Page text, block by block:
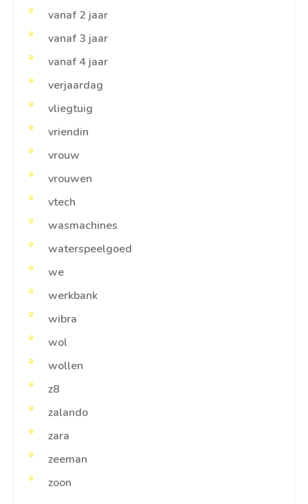
vanaf 2 jaar
vanaf 3 jaar
vanaf 4 jaar
verjaardag
vliegtuig
vriendin
vrouw
vrouwen
vtech
wasmachines
waterspeelgoed
we
werkbank
wibra
wol
wollen
z8
zalando
zara
zeeman
zoon